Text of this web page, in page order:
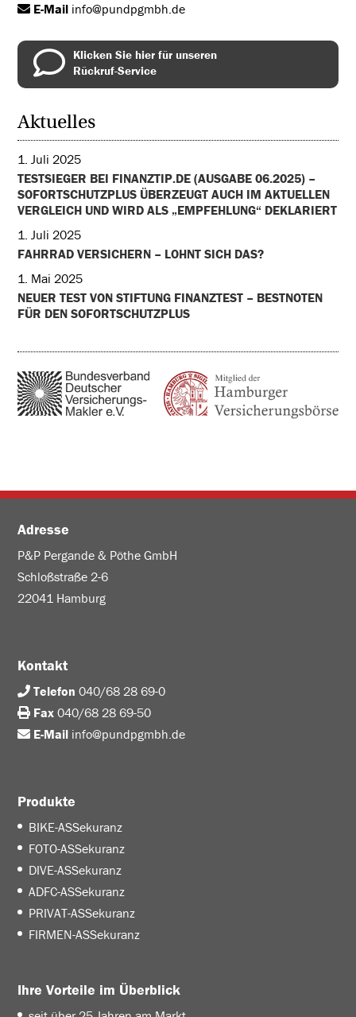
E-Mail info@pundpgmbh.de
Klicken Sie hier für unseren
Rückruf-Service
Aktuelles
1. Juli 2025
TESTSIEGER BEI FINANZTIP.DE (AUSGABE 06.2025) –
SOFORTSCHUTZPLUS ÜBERZEUGT AUCH IM AKTUELLEN
VERGLEICH UND WIRD ALS „EMPFEHLUNG“ DEKLARIERT
1. Juli 2025
FAHRRAD VERSICHERN – LOHNT SICH DAS?
1. Mai 2025
NEUER TEST VON STIFTUNG FINANZTEST – BESTNOTEN
FÜR DEN SOFORTSCHUTZPLUS
Adresse
P&P Pergande & Pöthe GmbH
Schloßstraße 2-6
22041 Hamburg
Kontakt
Telefon 040/68 28 69-0
Fax 040/68 28 69-50
E-Mail info@pundpgmbh.de
Produkte
BIKE-ASSekuranz
FOTO-ASSekuranz
DIVE-ASSekuranz
ADFC-ASSekuranz
PRIVAT-ASSekuranz
FIRMEN-ASSekuranz
Ihre Vorteile im Überblick